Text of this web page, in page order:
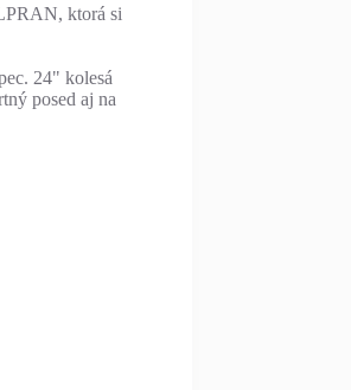
ktorá si
24" kolesá
posed aj na